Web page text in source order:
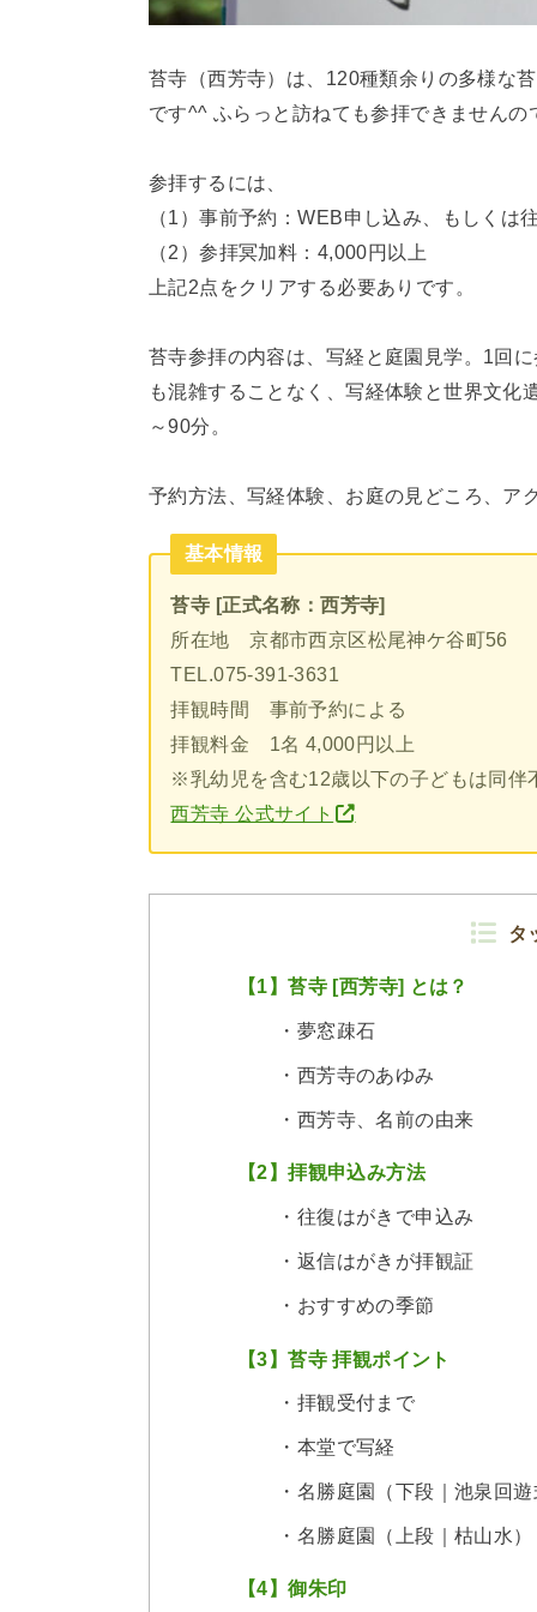
苔寺（西芳寺）は、120種類余りの多様な
です^^ ふらっと訪ねても参拝できませんの
参拝するには、
（1）事前予約：WEB申し込み、もしくは
（2）参拝冥加料：4,000円以上
上記2点をクリアする必要ありです。
苔寺参拝の内容は、写経と庭園見学。1回
も混雑することなく、写経体験と世界文
～90分。
予約方法、写経体験、お庭の見どころ、ア
基本情報
苔寺 [正式名称：西芳寺]
所在地 京都市西京区松尾神ケ谷町56
TEL.075-391-3631
拝観時間 事前予約による
拝観料金 1名 4,000円以上
※乳幼児を含む12歳以下の子どもは同伴
西芳寺 公式サイト
タ
【1】苔寺 [西芳寺] とは？
・夢窓疎石
・西芳寺のあゆみ
・西芳寺、名前の由来
【2】拝観申込み方法
・往復はがきで申込み
・返信はがきが拝観証
・おすすめの季節
【3】苔寺 拝観ポイント
・拝観受付まで
・本堂で写経
・名勝庭園（下段｜池泉回
・名勝庭園（上段｜枯山水）
【4】御朱印